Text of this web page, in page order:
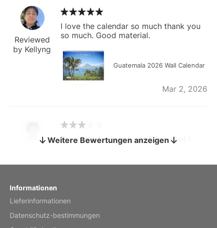
Reviewed
by Kellyng
I love the calendar so much thank you
so much. Good material.
Guatemala 2026 Wall Calendar
Mar 2, 2026
by charles
The calendar is too small for what I
Weitere Bewertungen anzeigen
Informationen
Lieferinformationen
Datenschutz-bestimmungen